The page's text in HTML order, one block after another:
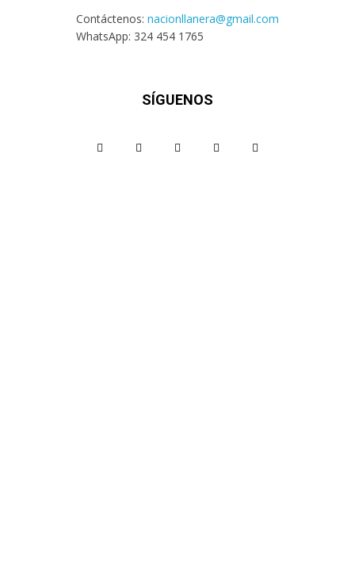
Contáctenos: nacionllanera@gmail.com
WhatsApp: 324 454 1765
SÍGUENOS